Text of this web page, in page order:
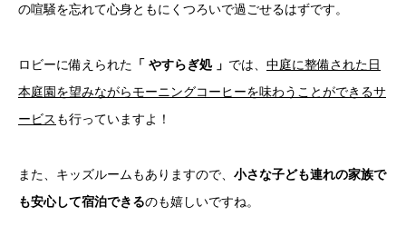
の喧騒を忘れて心身ともにくつろいで過ごせるはずです。
ロビーに備えられた 「 やすらぎ処 」 では、 中庭に整備された日
本庭園を望みながらモーニングコーヒーを味わうことができるサ
ービス も行っていますよ！
また、キッズルームもありますので、 小さな子ども連れの家族で
も安心して宿泊できるのも嬉しいですね。